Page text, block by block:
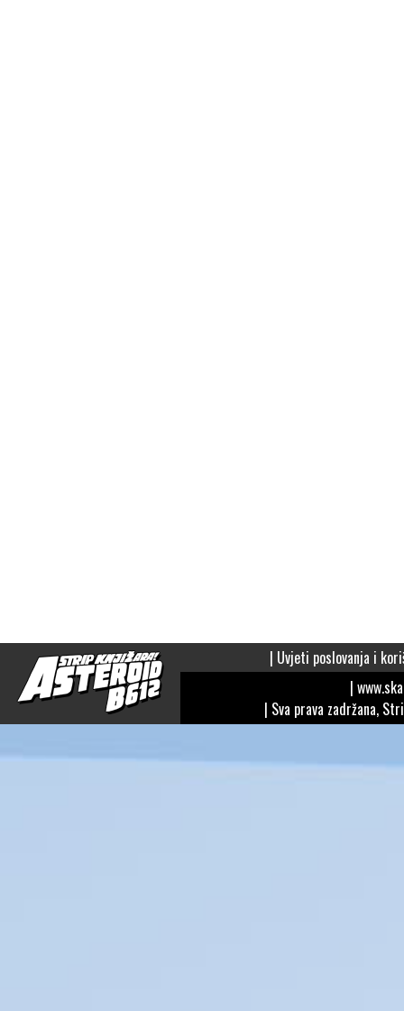
| Uvjeti poslovanja i
|
| Sva prava zadržana,